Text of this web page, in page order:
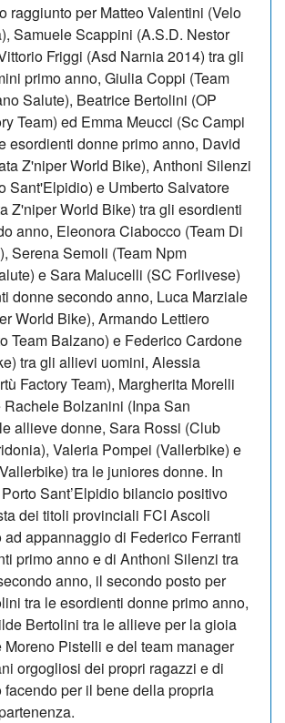
raggiunto per Matteo Valentini (Velo
Samuele Scappini (A.S.D. Nestor
Friggi (Asd Narnia 2014) tra gli
primo anno, Giulia Coppi (Team
Salute), Beatrice Bertolini (OP
Team) ed Emma Meucci (Sc Campi
esordienti donne primo anno, David
Z'niper World Bike), Anthoni Silenzi
Sant'Elpidio) e Umberto Salvatore
Z'niper World Bike) tra gli esordienti
anno, Eleonora Ciabocco (Team Di
Serena Semoli (Team Npm
e Sara Malucelli (SC Forlivese)
donne secondo anno, Luca Marziale
World Bike), Armando Lettiero
Team Balzano) e Federico Cardone
tra gli allievi uomini, Alessia
Factory Team), Margherita Morelli
Bolzanini (Inpa San
allieve donne, Sara Rossi (Club
Valeria Pompei (Vallerbike) e
tra le juniores donne. In
Sant’Elpidio bilancio positivo
dei titoli provinciali FCI Ascoli
ad appannaggio di Federico Ferranti
primo anno e di Anthoni Silenzi tra
anno, il secondo posto per
tra le esordienti donne primo anno,
Bertolini tra le allieve per la gioia
Pistelli e del team manager
orgogliosi dei propri ragazzi e di
facendo per il bene della propria